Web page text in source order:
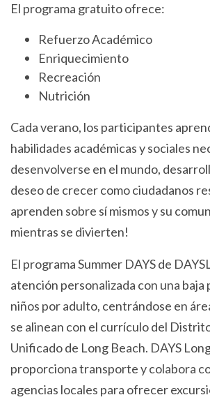
El programa gratuito ofrece:
Refuerzo Académico
Enriquecimiento
Recreación
Nutrición
Cada verano, los participantes
habilidades académicas y sociales
desenvolverse en el mundo,
deseo de crecer como ciudadanos
aprenden sobre sí mismos y su
mientras se divierten!
El programa Summer DAYS de
atención personalizada con una
niños por adulto, centrándose en
se alinean con el currículo del
Unificado de Long Beach. DAYS
proporciona transporte y colabora
agencias locales para ofrecer